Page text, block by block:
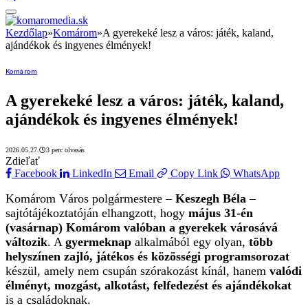
Kezdőlap»Komárom»A gyerekeké lesz a város: játék, kaland,
ajándékok és ingyenes élmények!
Komárom
A gyerekeké lesz a város: játék, kaland,
ajándékok és ingyenes élmények!
2026.05.27. 3 perc olvasás
Zdieľať
Facebook
LinkedIn Email Copy Link WhatsApp
Komárom Város polgármestere – Keszegh Béla –
sajtótájékoztatóján elhangzott, hogy május 31-én
(vasárnap) Komárom valóban a gyerekek városává
változik. A gyermeknap alkalmából egy olyan, több
helyszínen zajló, játékos és közösségi programsorozat
készül, amely nem csupán szórakozást kínál, hanem valódi
élményt, mozgást, alkotást, felfedezést és ajándékokat
is a családoknak.